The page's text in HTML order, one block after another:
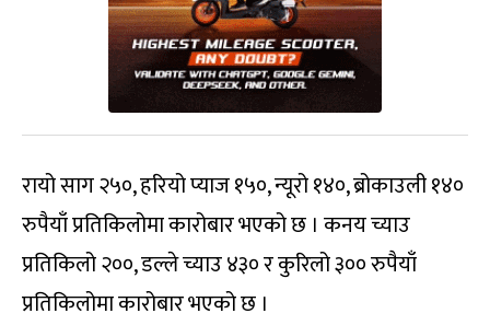
रायो साग २५०, हरियो प्याज १५०, न्यूरो १४०, ब्रोकाउली १४०
रुपैयाँ प्रतिकिलोमा कारोबार भएको छ । कनय च्याउ
प्रतिकिलो २००, डल्ले च्याउ ४३० र कुरिलो ३०० रुपैयाँ
प्रतिकिलोमा कारोबार भएको छ ।